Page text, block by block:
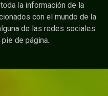
la información de la
con el mundo de la
de las redes sociales
de página.